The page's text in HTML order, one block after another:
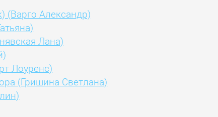
(Варго Александр)
Лана)
Лоуренс)
(Гришина Светлана)